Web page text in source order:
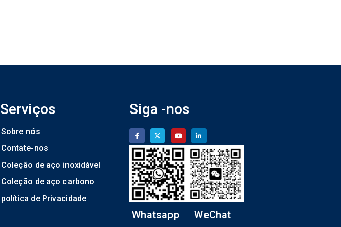
Serviços
Sobre nós
Contate-nos
Coleção de aço inoxidável
Coleção de aço carbono
política de Privacidade
Siga -nos
Whatsapp WeChat